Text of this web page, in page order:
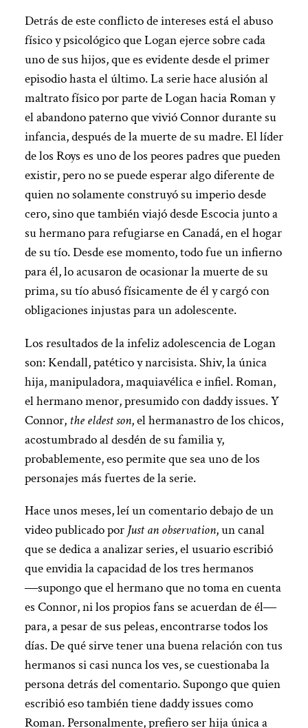
Detrás de este conflicto de intereses está el abuso
físico y psicológico que Logan ejerce sobre cada
uno de sus hijos, que es evidente desde el primer
episodio hasta el último. La serie hace alusión al
maltrato físico por parte de Logan hacia Roman y
el abandono paterno que vivió Connor durante su
infancia, después de la muerte de su madre. El líder
de los Roys es uno de los peores padres que pueden
existir, pero no se puede esperar algo diferente de
quien no solamente construyó su imperio desde
cero, sino que también viajó desde Escocia junto a
su hermano para refugiarse en Canadá, en el hogar
de su tío. Desde ese momento, todo fue un infierno
para él, lo acusaron de ocasionar la muerte de su
prima, su tío abusó físicamente de él y cargó con
obligaciones injustas para un adolescente.
Los resultados de la infeliz adolescencia de Logan
son: Kendall, patético y narcisista. Shiv, la única
hija, manipuladora, maquiavélica e infiel. Roman,
el hermano menor, presumido con daddy issues. Y
Connor, the eldest son, el hermanastro de los chicos,
acostumbrado al desdén de su familia y,
probablemente, eso permite que sea uno de los
personajes más fuertes de la serie.
Hace unos meses, leí un comentario debajo de un
video publicado por Just an observation, un canal
que se dedica a analizar series, el usuario escribió
que envidia la capacidad de los tres hermanos
―supongo que el hermano que no toma en cuenta
es Connor, ni los propios fans se acuerdan de él―
para, a pesar de sus peleas, encontrarse todos los
días. De qué sirve tener una buena relación con tus
hermanos si casi nunca los ves, se cuestionaba la
persona detrás del comentario. Supongo que quien
escribió eso también tiene daddy issues como
Roman. Personalmente, prefiero ser hija única a